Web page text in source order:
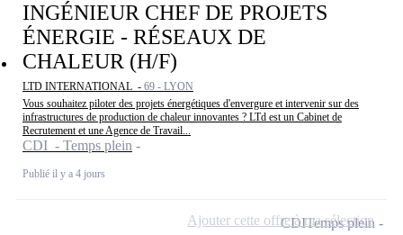
INGÉNIEUR CHEF DE PROJETS
ÉNERGIE - RÉSEAUX DE
CHALEUR (H/F)
LTD INTERNATIONAL - 69 - LYON
Vous souhaitez piloter des projets énergétiques d'envergure et intervenir sur des
infrastructures de production de chaleur innovantes ? LTd est un Cabinet de
Recrutement et une Agence de Travail...
CDI - Temps plein
Publié il y a 4 jours
CDITemps plein
Ajouter cette offre à ma sélection